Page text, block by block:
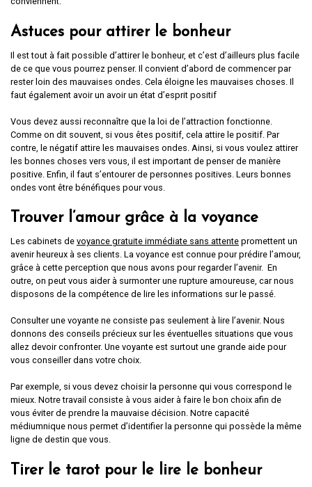
Astuces pour attirer le bonheur
Il est tout à fait possible d’attirer le bonheur, et c’est d’ailleurs plus facile
de ce que vous pourrez penser. Il convient d’abord de commencer par
rester loin des mauvaises ondes. Cela éloigne les mauvaises choses. Il
faut également avoir un avoir un état d’esprit positif
Vous devez aussi reconnaître que la loi de l’attraction fonctionne.
Comme on dit souvent, si vous êtes positif, cela attire le positif. Par
contre, le négatif attire les mauvaises ondes. Ainsi, si vous voulez attirer
les bonnes choses vers vous, il est important de penser de manière
positive. Enfin, il faut s’entourer de personnes positives. Leurs bonnes
ondes vont être bénéfiques pour vous.
Trouver l’amour grâce à la voyance
Les cabinets de voyance gratuite immédiate sans attente promettent un
avenir heureux à ses clients. La voyance est connue pour prédire l’amour,
grâce à cette perception que nous avons pour regarder l’avenir. En
outre, on peut vous aider à surmonter une rupture amoureuse, car nous
disposons de la compétence de lire les informations sur le passé.
Consulter une voyante ne consiste pas seulement à lire l’avenir. Nous
donnons des conseils précieux sur les éventuelles situations que vous
allez devoir confronter. Une voyante est surtout une grande aide pour
vous conseiller dans votre choix.
Par exemple, si vous devez choisir la personne qui vous correspond le
mieux. Notre travail consiste à vous aider à faire le bon choix afin de
vous éviter de prendre la mauvaise décision. Notre capacité
médiumnique nous permet d’identifier la personne qui possède la même
ligne de destin que vous.
Tirer le tarot pour le lire le bonheur